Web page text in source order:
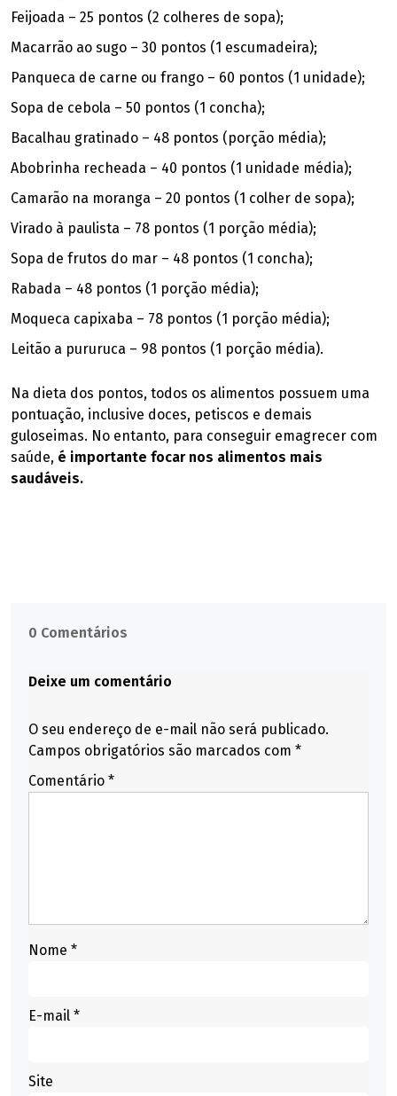
Feijoada – 25 pontos (2 colheres de sopa);
Macarrão ao sugo – 30 pontos (1 escumadeira);
Panqueca de carne ou frango – 60 pontos (1 unidade);
Sopa de cebola – 50 pontos (1 concha);
Bacalhau gratinado – 48 pontos (porção média);
Abobrinha recheada – 40 pontos (1 unidade média);
Camarão na moranga – 20 pontos (1 colher de sopa);
Virado à paulista – 78 pontos (1 porção média);
Sopa de frutos do mar – 48 pontos (1 concha);
Rabada – 48 pontos (1 porção média);
Moqueca capixaba – 78 pontos (1 porção média);
Leitão a pururuca – 98 pontos (1 porção média).
Na dieta dos pontos, todos os alimentos possuem uma
pontuação, inclusive doces, petiscos e demais
guloseimas. No entanto, para conseguir emagrecer com
saúde, é importante focar nos alimentos mais
saudáveis.
0 Comentários
Deixe um comentário
O seu endereço de e-mail não será publicado.
Campos obrigatórios são marcados com *
Comentário *
Nome *
E-mail *
Site